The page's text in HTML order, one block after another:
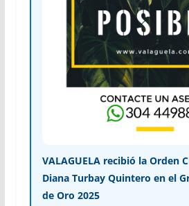
VALAGUELA recibió la Orden
Diana Turbay Quintero en el
de Oro 2025